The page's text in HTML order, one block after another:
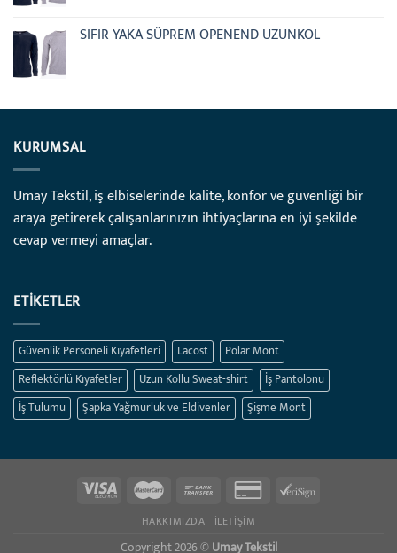
SIFIR YAKA SÜPREM OPENEND UZUNKOL
KURUMSAL
Umay Tekstil, iş elbiselerinde kalite, konfor ve güvenliği bir
araya getirerek çalışanlarınızın ihtiyaçlarına en iyi şekilde
cevap vermeyi amaçlar.
ETIKETLER
Güvenlik Personeli Kıyafetleri Lacost
Polar Mont
Reflektörlü Kıyafetler
Uzun Kollu Sweat-shirt
İş Pantolonu
İş Tulumu
Şapka Yağmurluk ve Eldivenler Şişme Mont
HAKKIMIZDA İLETIŞIM
Copyright 2026 ©Umay Tekstil